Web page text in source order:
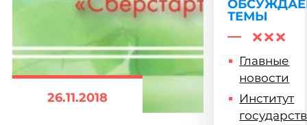
26.11.2018
ТЕМЫ
Главные
новости
Институт